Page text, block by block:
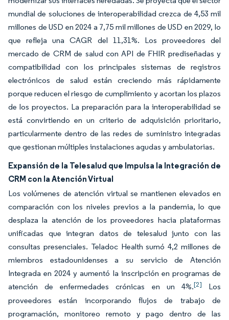
mundial de soluciones de interoperabilidad crezca de 4,53 mil
millones de USD en 2024 a 7,75 mil millones de USD en 2029, lo
que refleja una CAGR del 11,31%. Los proveedores del
mercado de CRM de salud con API de FHIR prediseñadas y
compatibilidad con los principales sistemas de registros
electrónicos de salud están creciendo más rápidamente
porque reducen el riesgo de cumplimiento y acortan los plazos
de los proyectos. La preparación para la interoperabilidad se
está convirtiendo en un criterio de adquisición prioritario,
particularmente dentro de las redes de suministro integradas
que gestionan múltiples instalaciones agudas y ambulatorias.
Expansión de la Telesalud que Impulsa la Integración de
CRM con la Atención Virtual
Los volúmenes de atención virtual se mantienen elevados en
comparación con los niveles previos a la pandemia, lo que
desplaza la atención de los proveedores hacia plataformas
unificadas que integran datos de telesalud junto con las
consultas presenciales. Teladoc Health sumó 4,2 millones de
miembros estadounidenses a su servicio de Atención
Integrada en 2024 y aumentó la inscripción en programas de
atención de enfermedades crónicas en un 4%.[2]
Los
proveedores están incorporando flujos de trabajo de
programación, monitoreo remoto y pago dentro de las